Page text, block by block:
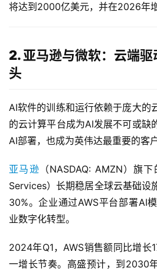
将达到2000亿美元，并在2026年
2. 亚马逊与微软：云端
头
AI软件的训练和运行依赖于庞大的
的云计算平台成为AI发展不可或缺
AI部署，也成为英伟达最重要的客户
亚马逊 （NASDAQ: AMZN）旗
Services）长期稳居全球云基础设
30%。企业通过AWS平台部署AI
业数字化转型。
2024年Q1，AWS销售额同比增长
一增长节奏。高盛预计，到2030